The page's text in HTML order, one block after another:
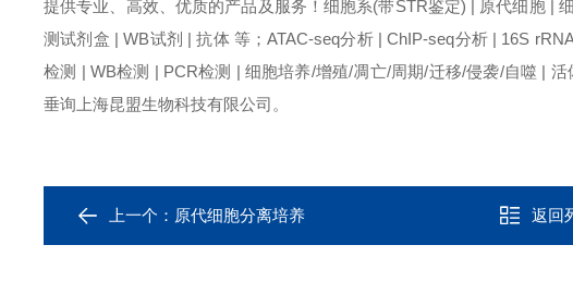
提供专业、高效、优质的产品及服务！细胞系(带STR鉴定) | 原代细胞 |
测试剂盒 | WB试剂 | 抗体 等；ATAC-seq分析 | ChIP-seq分析 | 16S
检测 | WB检测 | PCR检测 | 细胞培养/增殖/凋亡/周期/迁移/侵袭/自噬 |
垂询上海昆盟生物科技有限公司。
上一个： 原代细胞分离培养 返回